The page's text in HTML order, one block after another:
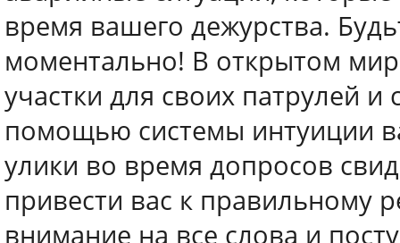
время вашего дежурства.
моментально! В открытом
участки для своих патрулей
помощью системы интуиции
улики во время допросов
привести вас к правильному
внимание на все слова и